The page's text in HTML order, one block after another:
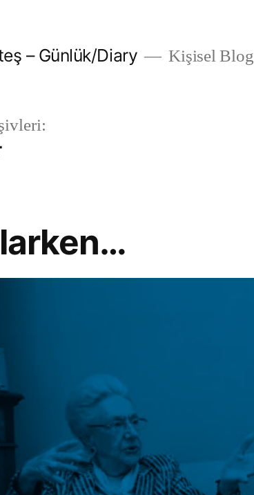
– Günlük/Diary Kişisel Blog